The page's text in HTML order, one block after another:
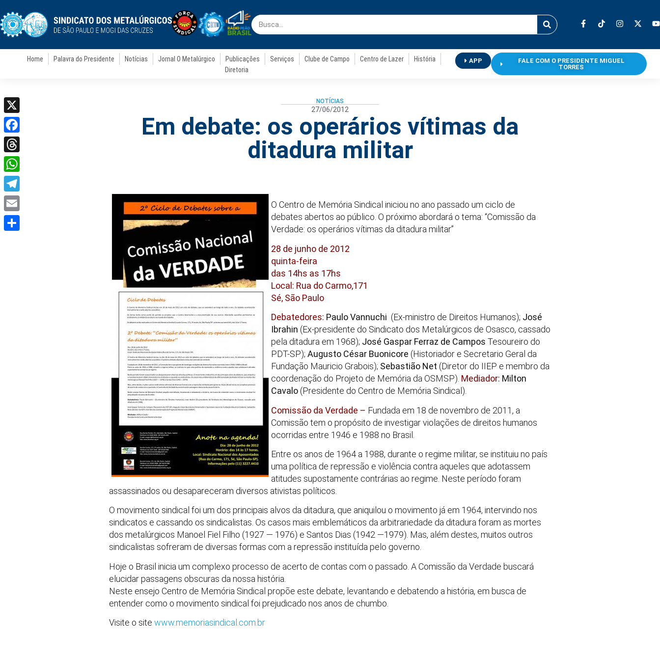
Home Palavra do Presidente Notícias Jornal O Metalúrgico Publicações Serviços Clube de Campo Centro de Lazer
História
Diretoria
APP
FALE COM O PRESIDENTE MIGUEL
TORRES
NOTÍCIAS
27/06/2012
Em debate: os operários vítimas da
ditadura militar
O Centro de Memória Sindical iniciou no ano passado um ciclo de
debates abertos ao público. O próximo abordará o tema: “Comissão da
Verdade: os operários vítimas da ditadura militar”
28 de junho de 2012
quinta-feira
das 14hs as 17hs
Local: Rua do Carmo,171
Sé, São Paulo
Debatedores: Paulo Vannuchi (Ex-ministro de Direitos Humanos); José
Ibrahin (Ex-presidente do Sindicato dos Metalúrgicos de Osasco, cassado
pela ditadura em 1968); José Gaspar Ferraz de Campos Tesoureiro do
PDT-SP); Augusto César Buonicore (Historiador e Secretario Geral da
Fundação Mauricio Grabois); Sebastião Net (Diretor do IIEP e membro da
coordenação do Projeto de Memória da OSMSP). Mediador: Milton
Cavalo (Presidente do Centro de Memória Sindical).
Comissão da Verdade – Fundada em 18 de novembro de 2011, a
Comissão tem o propósito de investigar violações de direitos humanos
ocorridas entre 1946 e 1988 no Brasil.
Entre os anos de 1964 a 1988, durante o regime militar, se instituiu no país
uma política de repressão e violência contra aqueles que adotassem
atitudes supostamente contrárias ao regime. Neste período foram
assassinados ou desapareceram diversos ativistas políticos.
O movimento sindical foi um dos principais alvos da ditadura, que aniquilou o movimento já em 1964, intervindo nos
sindicatos e cassando os sindicalistas. Os casos mais emblemáticos da arbitrariedade da ditadura foram as mortes
dos metalúrgicos Manoel Fiel Filho (1927 — 1976) e Santos Dias (1942 —1979). Mas, além destes, muitos outros
sindicalistas sofreram de diversas formas com a repressão instituída pelo governo.
Hoje o Brasil inicia um complexo processo de acerto de contas com o passado. A Comissão da Verdade buscará
elucidar passagens obscuras da nossa história.
Neste ensejo Centro de Memória Sindical propõe este debate, levantando e debatendo a história, em busca de
entender como o movimento sindical foi prejudicado nos anos de chumbo.
Visite o site www.memoriasindical.com.br
X
Facebook
Threads
WhatsApp
Telegram
Email